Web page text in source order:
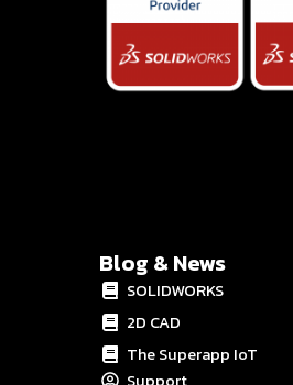
Blog & News
SOLIDWORKS
2D CAD
The Superapp IoT